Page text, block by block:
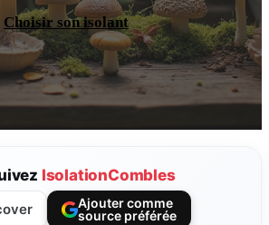
Choisir son isolant
IsolationCombles
Ajouter comme
source préférée